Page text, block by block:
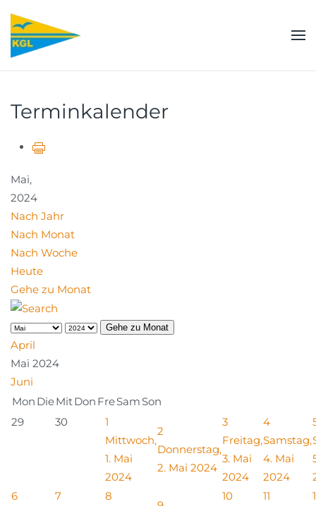
Zum Hauptinhalt springen
Terminkalender
Mai,
2024
Nach Jahr
Nach Monat
Nach Woche
Heute
Gehe zu Monat
Gehe zu Monat
April
Mai 2024
Juni
Mon DieMitDon FreSam Son
29
30
1
Mittwoch,
1. Mai
2024
2
Donnerstag,
2. Mai 2024
3
Freitag,
3. Mai
2024
4
Samstag,
4. Mai
2024
6
7
8
10
11